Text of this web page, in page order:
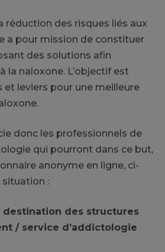
réduction des risques liés aux
a pour mission de constituer
des solutions afin
la naloxone. L’objectif est
et leviers pour une meilleure
donc les professionnels de
qui pourront dans ce but,
anonyme en ligne, ci-
situation :
destination des structures
/ service d’addictologie